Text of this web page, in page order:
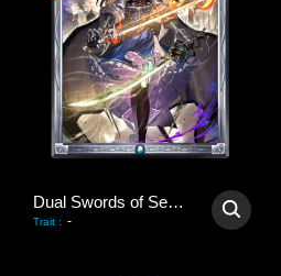
Dual Swords of Severance
Trait : -